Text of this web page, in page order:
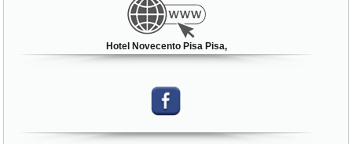
Hotel Novecento Pisa Pisa,